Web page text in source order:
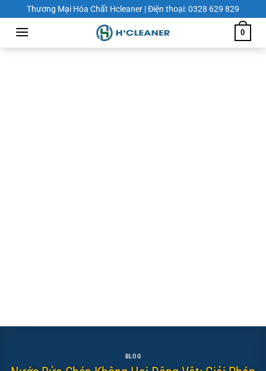
Chuyển
đến
dung
Thương Mại Hóa Chất Hcleaner | Điện thoại: 0328 629 829
0
BLOG